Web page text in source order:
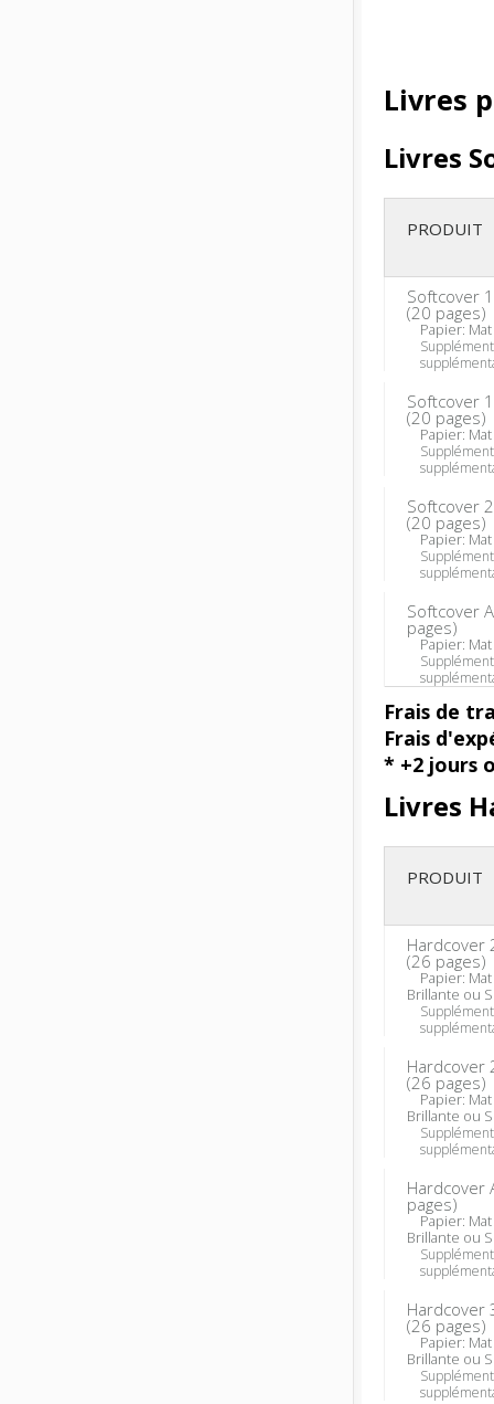
Livres
Livres
PRODUIT
Softcover
(20 pages)
Papier: Mat
Softcover
(20 pages)
Papier: Mat
Softcover
(20 pages)
Papier:
Softcover
pages)
Papier:
Frais de
Frais
* +2 jours
Livres
PRODUIT
Hardcover
(26 pages)
Papier:
Brillante ou
Hardcover
(26 pages)
Papier:
Brillante ou
Hardcover
pages)
Papier:
Brillante ou
Hardcover
(26 pages)
Papier:
Brillante ou